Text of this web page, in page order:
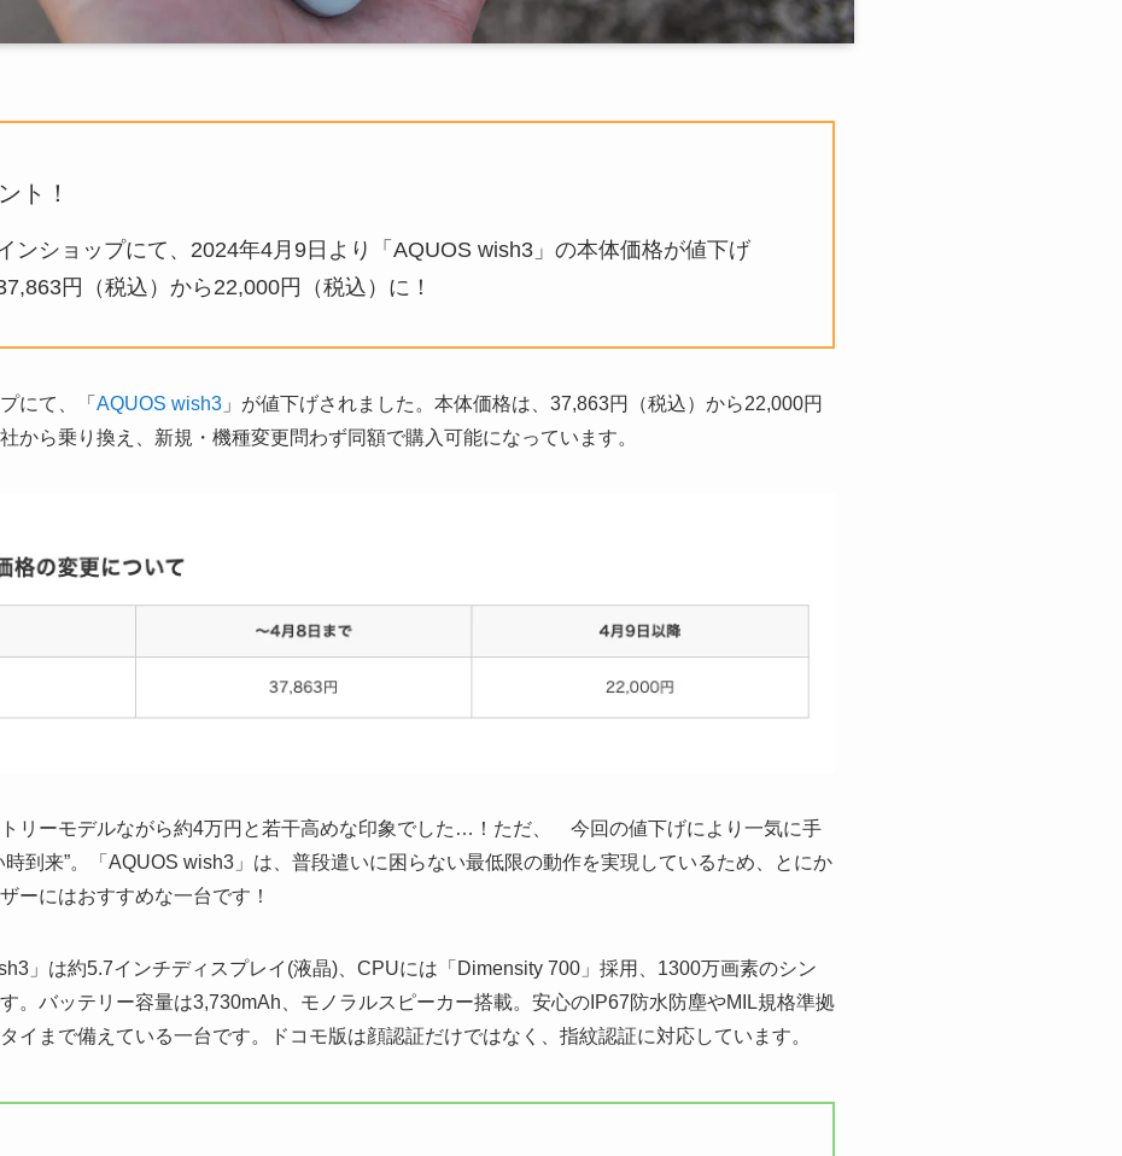
ト！
ンショップにて、2024年4月9日より「AQUOS wish3」の本体価格が値下げ
円（税込）から22,000円（税込）に！
にて、「 AQUOS wish3 」が値下げされました。本体価格は、37,863円（税込）から22,000円
から乗り換え、新規・機種変更問わず同額で購入可能になっています。
リーモデルながら約4万円と若干高めな印象でした…！ただ、 今回の値下げにより一気に手
時到来”。「AQUOS wish3」は、普段遣いに困らない最低限の動作を実現しているため、とにか
ーにはおすすめな一台です！
」は約5.7インチディスプレイ(液晶)、CPUには「Dimensity 700」採用、1300万画素のシン
。バッテリー容量は3,730mAh、モノラルスピーカー搭載。安心のIP67防水防塵やMIL規格準拠
イまで備えている一台です。ドコモ版は顔認証だけではなく、指紋認証に対応しています。